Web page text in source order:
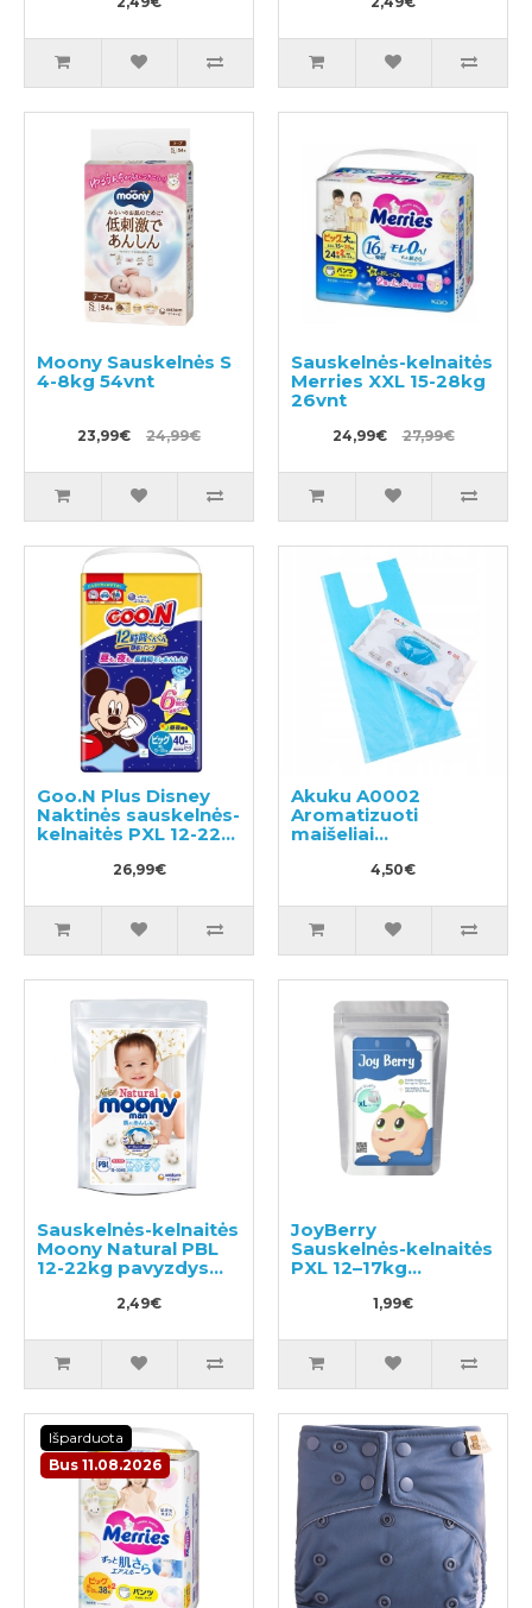
Moony Sauskelnės S
4-8kg 54vnt
23,99€ 24,99€
Sauskelnės-kelnaitės
Merries XXL 15-28kg
26vnt
24,99€ 27,99€
Goo.N Plus Disney
Naktinės sauskelnės-
kelnaitės PXL 12-22
26,99€
Akuku A0002
Aromatizuoti
maišeliai
sauskelnėms 100vnt
4,50€
Sauskelnės-kelnaitės
Moony Natural PBL
12-22kg pavyzdys
2,49€
JoyBerry
Sauskelnės-kelnaitės
PXL 12–17kg
1,99€
Išparduota
Bus 11.08.2026